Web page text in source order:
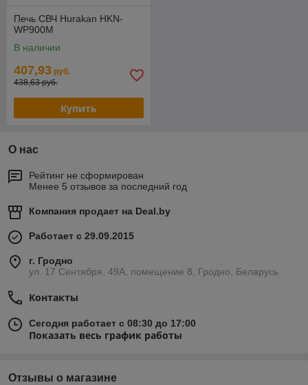
Печь СВЧ Hurakan HKN-
WP900M
В наличии
407,93 руб.
438,63 руб.
Купить
О нас
Рейтинг не сформирован
Менее 5 отзывов за последний год
Компания продает на Deal.by
Работает с 29.09.2015
г. Гродно
ул. 17 Сентября, 49А, помещение 8, Гродно, Беларусь
Контакты
Сегодня работает с 08:30 до 17:00
Показать весь график работы
Отзывы о магазине